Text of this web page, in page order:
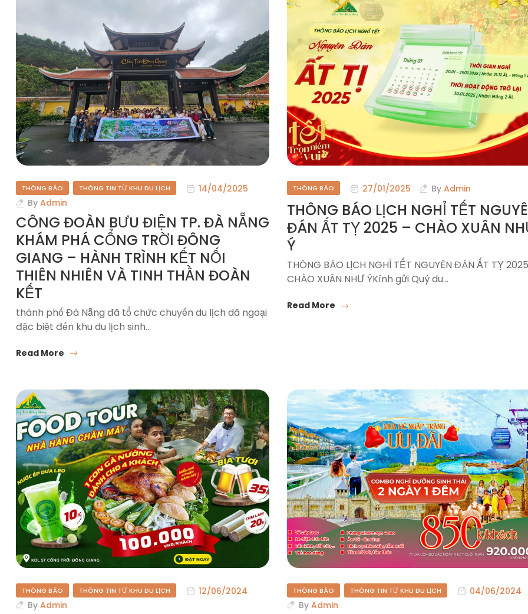
THÔNG BÁO THÔNG TIN TỪ KHU DU LỊCH
14/04/2025
By Admin
CÔNG ĐOÀN BƯU ĐIỆN TP. ĐÀ NẴNG
KHÁM PHÁ CỔNG TRỜI ĐÔNG
GIANG – HÀNH TRÌNH KẾT NỐI
THIÊN NHIÊN VÀ TINH THẦN ĐOÀN
KẾT
thành phố Đà Nẵng đã tổ chức chuyến du lịch dã ngoại
đặc biệt đến khu du lịch sinh…
Read More
THÔNG BÁO 27/01/2025 By Admin
THÔNG BÁO LỊCH NGHỈ TẾT
ĐÁN ẤT TỴ 2025 – CHÀO XUÂN
Ý
THÔNG BÁO LỊCH NGHỈ TẾT NGUYÊN ĐÁN ẤT TỴ
CHÀO XUÂN NHƯ ÝKính gửi Quý du…
Read More
THÔNG BÁO THÔNG TIN TỪ KHU DU LỊCH
12/06/2024
By Admin
THÔNG BÁO THÔNG TIN TỪ KHU DU LỊCH
04/06/2024
By Admin